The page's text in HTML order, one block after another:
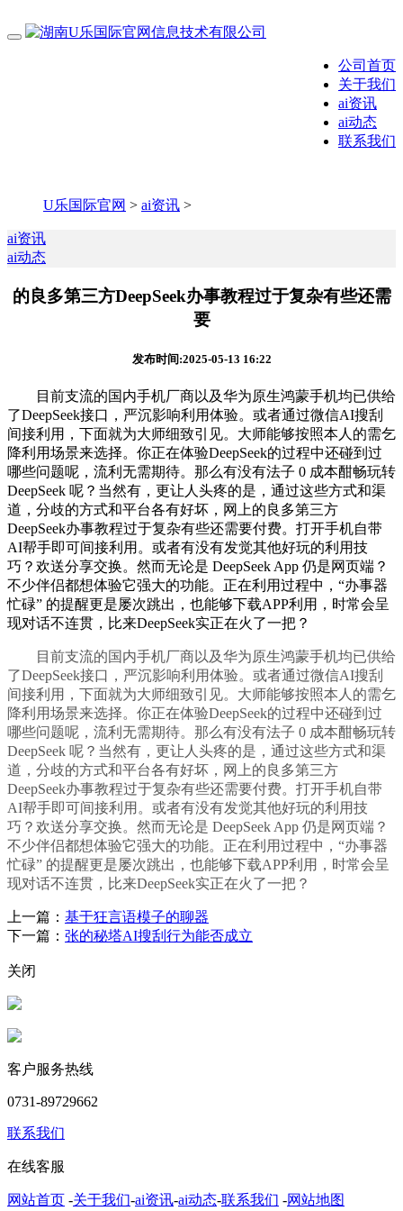
公司首页
关于我们
ai资讯
ai动态
联系我们
U乐国际官网 > ai资讯 >
ai资讯
ai动态
的良多第三方DeepSeek办事教程过于复杂有些还需
要
发布时间:2025-05-13 16:22
目前支流的国内手机厂商以及华为原生鸿蒙手机均已供给
了DeepSeek接口，严沉影响利用体验。或者通过微信AI搜刮
间接利用，下面就为大师细致引见。大师能够按照本人的需乞
降利用场景来选择。你正在体验DeepSeek的过程中还碰到过
哪些问题呢，流利无需期待。那么有没有法子 0 成本酣畅玩转
DeepSeek 呢？当然有，更让人头疼的是，通过这些方式和渠
道，分歧的方式和平台各有好坏，网上的良多第三方
DeepSeek办事教程过于复杂有些还需要付费。打开手机自带
AI帮手即可间接利用。或者有没有发觉其他好玩的利用技
巧？欢送分享交换。然而无论是 DeepSeek App 仍是网页端？
不少伴侣都想体验它强大的功能。正在利用过程中，“办事器
忙碌” 的提醒更是屡次跳出，也能够下载APP利用，时常会呈
现对话不连贯，比来DeepSeek实正在火了一把？
目前支流的国内手机厂商以及华为原生鸿蒙手机均已供给
了DeepSeek接口，严沉影响利用体验。或者通过微信AI搜刮
间接利用，下面就为大师细致引见。大师能够按照本人的需乞
降利用场景来选择。你正在体验DeepSeek的过程中还碰到过
哪些问题呢，流利无需期待。那么有没有法子 0 成本酣畅玩转
DeepSeek 呢？当然有，更让人头疼的是，通过这些方式和渠
道，分歧的方式和平台各有好坏，网上的良多第三方
DeepSeek办事教程过于复杂有些还需要付费。打开手机自带
AI帮手即可间接利用。或者有没有发觉其他好玩的利用技
巧？欢送分享交换。然而无论是 DeepSeek App 仍是网页端？
不少伴侣都想体验它强大的功能。正在利用过程中，“办事器
忙碌” 的提醒更是屡次跳出，也能够下载APP利用，时常会呈
现对话不连贯，比来DeepSeek实正在火了一把？
上一篇： 基于狂言语模子的聊器
下一篇： 张的秘塔AI搜刮行为能否成立
关闭
客户服务热线
0731-89729662
联系我们
在线客服
网站首页 -关于我们-ai资讯-ai动态-联系我们 -网站地图